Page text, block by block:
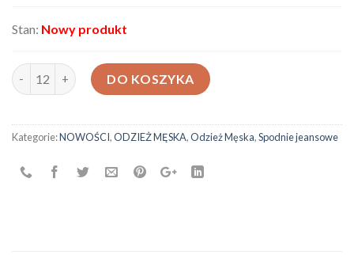
Stan: Nowy produkt
ilość Spodnie męskie AX-19405-115
DO KOSZYKA
Kategorie:NOWOŚCI,ODZIEŻ MĘSKA,Odzież Męska,Spodnie jeansowe